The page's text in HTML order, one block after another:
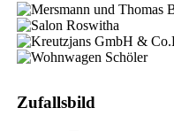
Zufallsbild